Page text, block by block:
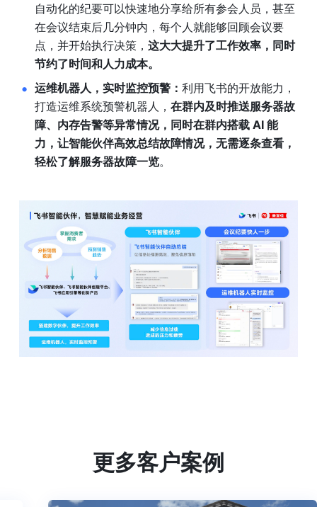
自动化的纪要可以快速地分享给所有参会人员，甚至
在会议结束后几分钟内，每个人就能够回顾会议要
点，并开始执行决策， 这大大提升了工作效率，同时
节约了时间和人力成本。
运维机器人，实时监控预警： 利用飞书的开放能力，
打造运维系统预警机器人， 在群内及时推送服务器故
障、内存告警等异常情况，同时在群内搭载 AI 能
力，让智能伙伴高效总结故障情况，无需逐条查看，
轻松了解服务器故障一览。
更多客户案例